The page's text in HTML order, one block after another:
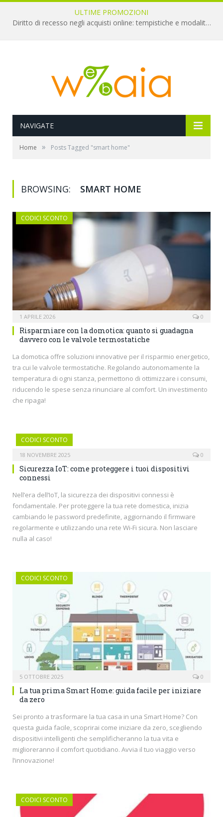
ULTIME PROMOZIONI
Diritto di recesso negli acquisti online: tempistiche e modalità per il rimborso
NAVIGATE
Home » Posts Tagged "smart home"
BROWSING: SMART HOME
CODICI SCONTO
1 APRILE 2026 0
Risparmiare con la domotica: quanto si guadagna
davvero con le valvole termostatiche
La domotica offre soluzioni innovative per il risparmio energetico,
tra cui le valvole termostatiche. Regolando autonomamente la
temperatura di ogni stanza, permettono di ottimizzare i consumi,
riducendo le spese senza rinunciare al comfort. Un investimento
che ripaga!
CODICI SCONTO
18 NOVEMBRE 2025 0
Sicurezza IoT: come proteggere i tuoi dispositivi
connessi
Nell’era dell’IoT, la sicurezza dei dispositivi connessi è
fondamentale. Per proteggere la tua rete domestica, inizia
cambiando le password predefinite, aggiornando il firmware
regolarmente e utilizzando una rete Wi-Fi sicura. Non lasciare
nulla al caso!
CODICI SCONTO
5 OTTOBRE 2025 0
La tua prima Smart Home: guida facile per iniziare
da zero
Sei pronto a trasformare la tua casa in una Smart Home? Con
questa guida facile, scoprirai come iniziare da zero, scegliendo
dispositivi intelligenti che semplificheranno la tua vita e
miglioreranno il comfort quotidiano. Avvia il tuo viaggio verso
l’innovazione!
CODICI SCONTO